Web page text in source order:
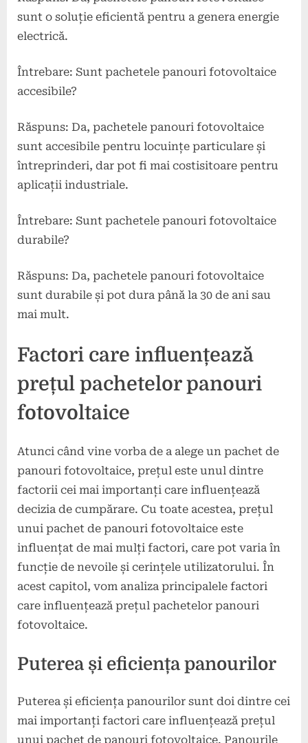
sunt o soluție eficientă pentru a genera energie
electrică.
Întrebare: Sunt pachetele panouri fotovoltaice
accesibile?
Răspuns: Da, pachetele panouri fotovoltaice
sunt accesibile pentru locuințe particulare și
întreprinderi, dar pot fi mai costisitoare pentru
aplicații industriale.
Întrebare: Sunt pachetele panouri fotovoltaice
durabile?
Răspuns: Da, pachetele panouri fotovoltaice
sunt durabile și pot dura până la 30 de ani sau
mai mult.
Factori care influențează
prețul pachetelor panouri
fotovoltaice
Atunci când vine vorba de a alege un pachet de
panouri fotovoltaice, prețul este unul dintre
factorii cei mai importanți care influențează
decizia de cumpărare. Cu toate acestea, prețul
unui pachet de panouri fotovoltaice este
influențat de mai mulți factori, care pot varia în
funcție de nevoile și cerințele utilizatorului. În
acest capitol, vom analiza principalele factori
care influențează prețul pachetelor panouri
fotovoltaice.
Puterea și eficiența panourilor
Puterea și eficiența panourilor sunt doi dintre cei
mai importanți factori care influențează prețul
unui pachet de panouri fotovoltaice. Panourile